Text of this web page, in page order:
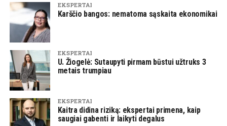
EKSPERTAI
Karščio bangos: nematoma sąskaita ekonomikai
EKSPERTAI
U. Žiogelė: Sutaupyti pirmam būstui užtruks 3
metais trumpiau
EKSPERTAI
Kaitra didina riziką: ekspertai primena, kaip
saugiai gabenti ir laikyti degalus